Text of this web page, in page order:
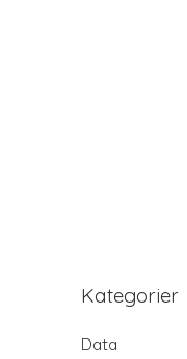
Kategorier
Data